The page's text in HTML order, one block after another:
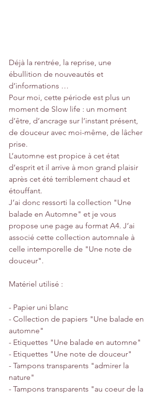
Déjà la rentrée, la reprise, une
ébullition de nouveautés et
d’informations …
Pour moi, cette période est plus un
moment de Slow life : un moment
d’être, d’ancrage sur l’instant présent,
de douceur avec moi-même, de lâcher
prise.
L’automne est propice à cet état
d’esprit et il arrive à mon grand plaisir
après cet été terriblement chaud et
étouffant.
J’ai donc ressorti la collection "Une
balade en Automne" et je vous
propose une page au format A4. J’ai
associé cette collection automnale à
celle intemporelle de "Une note de
douceur".
Matériel utilisé :
- Papier uni blanc
- Collection de papiers "Une balade en
automne"
- Etiquettes "Une balade en automne"
- Etiquettes "Une note de douceur"
- Tampons transparents "admirer la
nature"
- Tampons transparents "au coeur de la